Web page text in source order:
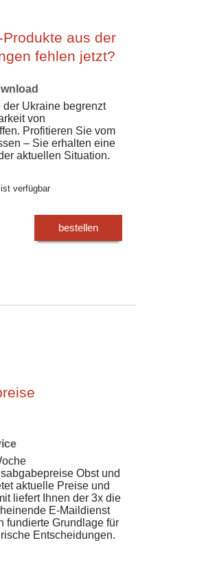
aus der
fehlen jetzt?
der Ukraine begrenzt
von
Profitieren Sie vom
– Sie erhalten eine
aktuellen Situation.
verfügbar
bestellen
Obst und
aktuelle Preise und
liefert Ihnen der 3x die
E-Maildienst
fundierte Grundlage für
Entscheidungen.